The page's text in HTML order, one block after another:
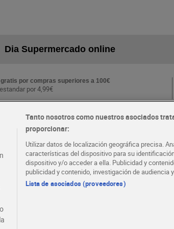
Dia Supermercado online
gratis por compras superiores a 100€
por 4,99€
y Tiendas
Tanto nosotros como nuestros asociados
proporcionar:
Utilizar datos de localización geográfica precisa.
características del dispositivo para su
dispositivo y/o acceder a ella. Publicidad y
publicidad y contenido, investigación de audiencia
Lista de asociados (proveedores)